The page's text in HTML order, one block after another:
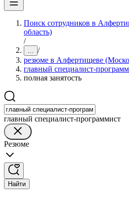
Поиск сотрудников в
область)
/
... /
резюме в Алфертищеве
главный специалист-
полная занятость
главный специалист-программист
Резюме
Найти